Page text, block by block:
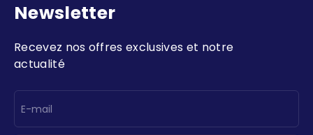
Newsletter
Recevez nos offres exclusives et notre
actualité
E-mail